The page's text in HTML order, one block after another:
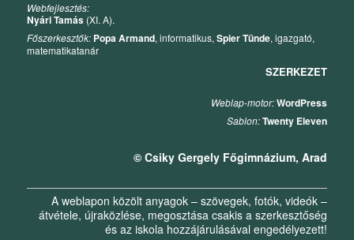
Webfejlesztés:
Nyári Tamás (XI. A).
Főszerkesztők: Popa Armand, informatikus,Spier Tünde, igazgató,
matematikatanár
SZERKEZET
Weblap-motor:WordPress
Sablon:Twenty Eleven
© Csiky Gergely Főgimnázium, Arad
A weblapon közölt anyagok – szövegek, fotók, videók –
átvétele, újraközlése, megosztása csakis a szerkesztőség
és az iskola hozzájárulásával engedélyezett!